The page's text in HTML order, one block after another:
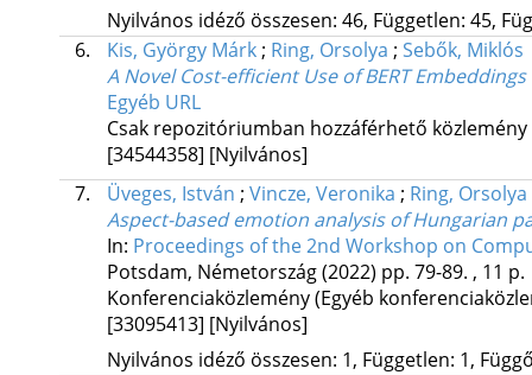
Nyilvános idéző összesen: 46, Független: 45,
6.
Kis, György Márk; Ring, Orsolya ; Sebők, Miklós
A Novel Cost-efficient Use of BERT
Egyéb URL
Csak repozitóriumban hozzáférhető
[34544358] [Nyilvános]
7.
Üveges, István ; Vincze, Veronika ; Ring, Orsolya
Aspect-based emotion analysis of Hungarian
In: Proceedings of the 2nd Workshop on
Potsdam, Németország(2022) pp. 79-89. , 11 p.
Konferenciaközlemény (Egyéb
[33095413] [Nyilvános]
Nyilvános idéző összesen: 1, Független: 1,